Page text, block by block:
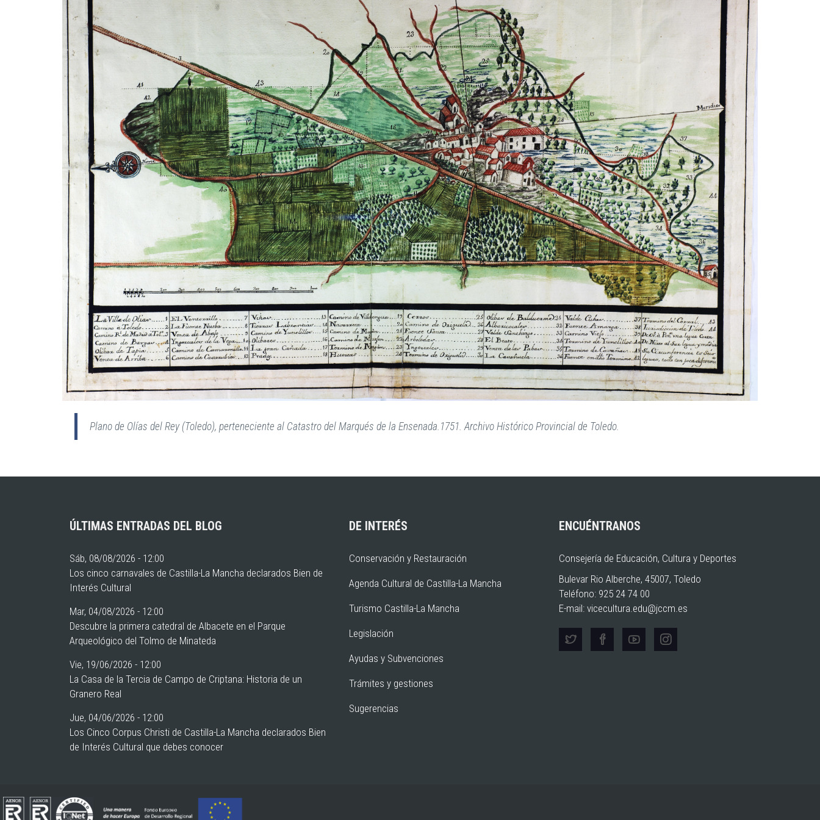
Plano de Olías del Rey (Toledo), perteneciente al Catastro del Marqués de la Ensenada.1751. Archivo Histórico Provincial de Toledo.
ÚLTIMAS ENTRADAS DEL BLOG
Sáb, 08/08/2026 - 12:00
Los cinco carnavales de Castilla-La Mancha declarados Bien de
Interés Cultural
Mar, 04/08/2026 - 12:00
Descubre la primera catedral de Albacete en el Parque
Arqueológico del Tolmo de Minateda
Vie, 19/06/2026 - 12:00
La Casa de la Tercia de Campo de Criptana: Historia de un
Granero Real
Jue, 04/06/2026 - 12:00
Los Cinco Corpus Christi de Castilla-La Mancha declarados Bien
de Interés Cultural que debes conocer
DE INTERÉS
Conservación y Restauración
Agenda Cultural de Castilla-La Mancha
Turismo Castilla-La Mancha
Legislación
Ayudas y Subvenciones
Trámites y gestiones
Sugerencias
ENCUÉNTRANOS
Consejería de Educación, Cultura y Deportes
Bulevar Rio Alberche, 45007, Toledo
Teléfono: 925 24 74 00
E-mail: vicecultura.edu@jccm.es